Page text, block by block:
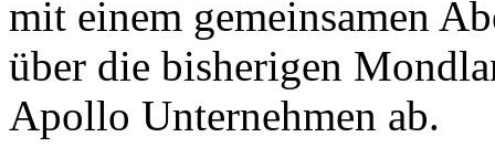
mit einem gemeinsamen
über die bisherigen
Apollo Unternehmen ab.